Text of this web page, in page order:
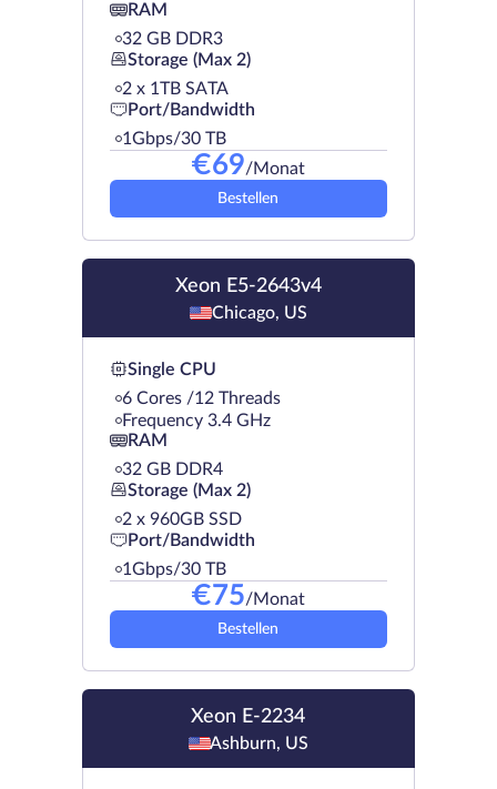
RAM
32 GB DDR3
Storage (Max 2)
2 х 1TB SATA
Port/Bandwidth
1Gbps/30 TB
€69/Monat
Bestellen
Xeon E5-2643v4
Chicago, US
Single CPU
6 Cores /12 Threads
Frequency 3.4 GHz
RAM
32 GB DDR4
Storage (Max 2)
2 х 960GB SSD
Port/Bandwidth
1Gbps/30 TB
€75/Monat
Bestellen
Xeon E-2234
Ashburn, US